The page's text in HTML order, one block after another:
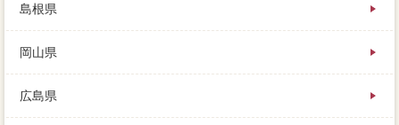
島根県
岡山県
広島県